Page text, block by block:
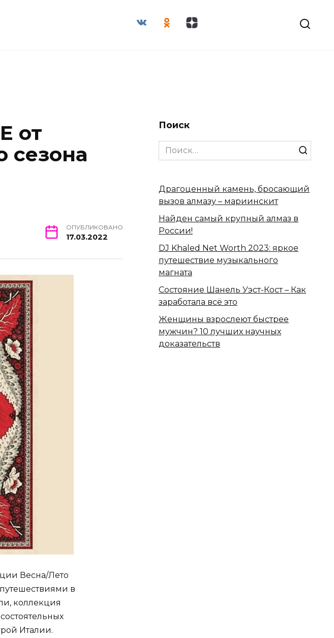
от
сезона
ОПУБЛИКОВАНО
17.03.2022
Весна/Лето
в
коллекция
Италии.
Поиск
Search
for:
Драгоценный камень, бросающий
вызов алмазу – мариинскит
Найден самый крупный алмаз в
России!
DJ Khaled Net Worth 2023: яркое
путешествие музыкального
магната
Состояние Шанель Уэст-Кост – Как
заработала всё это
Женщины взрослеют быстрее
мужчин? 10 лучших научных
доказательств